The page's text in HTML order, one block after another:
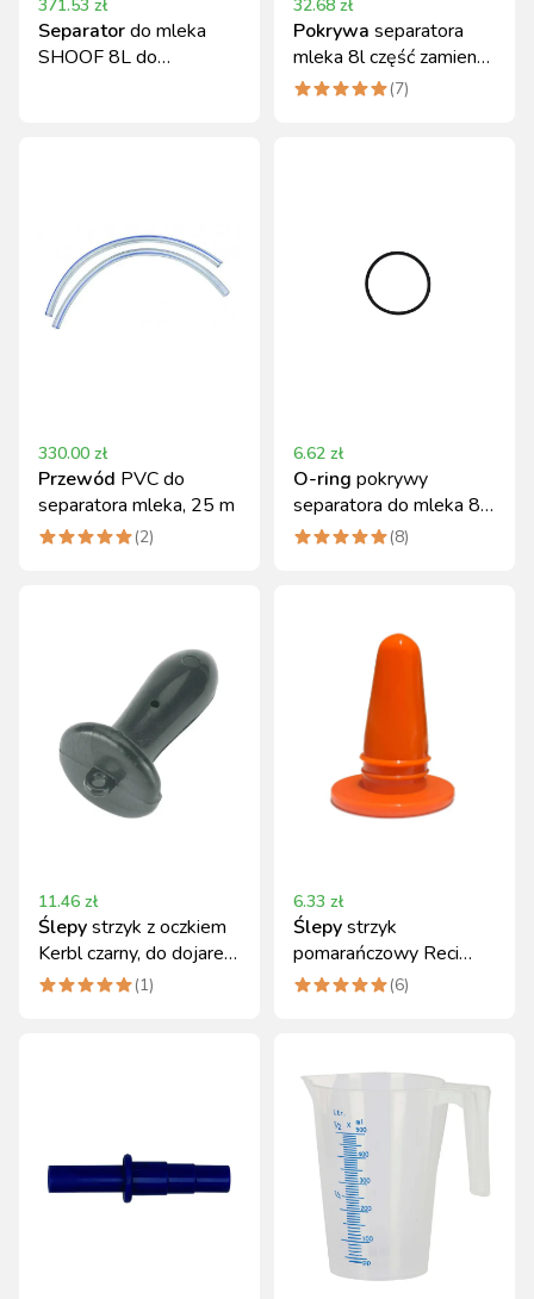
371.53 zł
Separatordo mleka
SHOOF 8L do
32.68 zł
Pokrywa separatora
mleka 8l część zamienna
Canagri
(7)
330.00 zł
Przewód PVC do
separatora mleka, 25 m
(2)
6.62 zł
O-ring pokrywy
separatora do mleka 8l
Canagri
(8)
11.46 zł
Ślepystrzyk z oczkiem
Kerbl czarny, do dojarek,
uniwersalny rozmiar
(1)
6.33 zł
Ślepystrzyk
pomarańczowy Reci
Prof do dojarki –
(6)